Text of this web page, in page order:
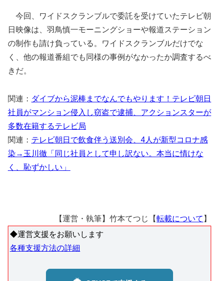
今回、ワイドスクランブルで委託を受けていたテレビ朝
日映像は、羽鳥慎一モーニングショーや報道ステーション
の制作も請け負っている。ワイドスクランブルだけでな
く、他の報道番組でも同様の事例がなかったか調査するべ
きだ。
関連： ダイブから泥棒までなんでもやります！テレビ朝日
社員がマンション侵入し窃盗で逮捕、アクションスターが
多数在籍するテレビ局
関連： テレビ朝日で飲食伴う送別会、4人が新型コロナ感
染→玉川徹「同じ社員として申し訳ない。本当に情けな
く、恥ずかしい」
【運営・執筆】竹本てつじ【転載について 】
◆運営支援をお願いします
各種支援方法の詳細